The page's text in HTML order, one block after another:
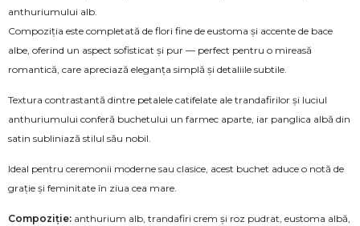
anthuriumului alb.
Compoziția este completată de flori fine de eustoma și accente de bace
albe, oferind un aspect sofisticat și pur — perfect pentru o mireasă
romantică, care apreciază eleganța simplă și detaliile subtile.
Textura contrastantă dintre petalele catifelate ale trandafirilor și luciul
anthuriumului conferă buchetului un farmec aparte, iar panglica albă din
satin subliniază stilul său nobil.
Ideal pentru ceremonii moderne sau clasice, acest buchet aduce o notă de
grație și feminitate în ziua cea mare.
Compoziție: anthurium alb, trandafiri crem și roz pudrat, eustoma albă,